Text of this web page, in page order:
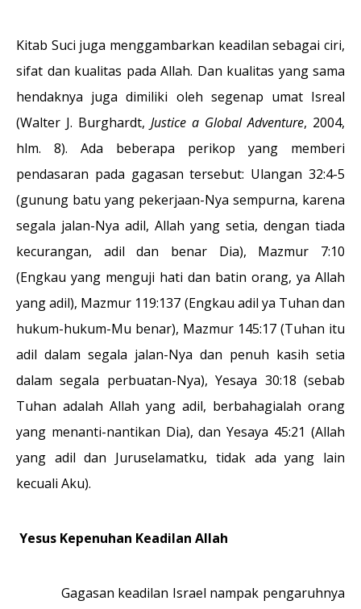
Kitab Suci juga menggambarkan keadilan sebagai ciri,
sifat dan kualitas pada Allah. Dan kualitas yang sama
hendaknya juga dimiliki oleh segenap umat Isreal
(Walter J. Burghardt, Justice a Global Adventure, 2004,
hlm. 8). Ada beberapa perikop yang memberi
pendasaran pada gagasan tersebut: Ulangan 32:4-5
(gunung batu yang pekerjaan-Nya sempurna, karena
segala jalan-Nya adil, Allah yang setia, dengan tiada
kecurangan, adil dan benar Dia), Mazmur 7:10
(Engkau yang menguji hati dan batin orang, ya Allah
yang adil), Mazmur 119:137 (Engkau adil ya Tuhan dan
hukum-hukum-Mu benar), Mazmur 145:17 (Tuhan itu
adil dalam segala jalan-Nya dan penuh kasih setia
dalam segala perbuatan-Nya), Yesaya 30:18 (sebab
Tuhan adalah Allah yang adil, berbahagialah orang
yang menanti-nantikan Dia), dan Yesaya 45:21 (Allah
yang adil dan Juruselamatku, tidak ada yang lain
kecuali Aku).
Yesus Kepenuhan Keadilan Allah
Gagasan keadilan Israel nampak pengaruhnya